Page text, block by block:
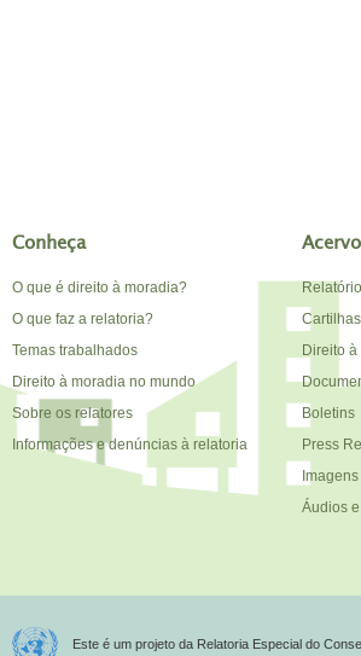
Conheça
O que é direito à moradia?
O que faz a relatoria?
Temas trabalhados
Direito à moradia no mundo
Sobre os relatores
Informações e denúncias à relatoria
Acervo
Direito
Boletins
Press
Imagens
Áudios
Este é um projeto da Relatoria Especial do